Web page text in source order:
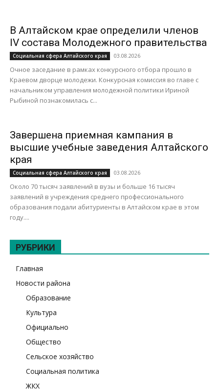
В Алтайском крае определили членов
IV состава Молодежного правительства
Социальная сфера Алтайского края 03.08.2026
Очное заседание в рамках конкурсного отбора прошло в
Краевом дворце молодежи. Конкурсная комиссия во главе с
начальником управления молодежной политики Ириной
Рыбиной познакомилась с...
Завершена приемная кампания в
высшие учебные заведения Алтайского
края
Социальная сфера Алтайского края 03.08.2026
Около 70 тысяч заявлений в вузы и больше 16 тысяч
заявлений в учреждения среднего профессионального
образования подали абитуриенты в Алтайском крае в этом
году....
РУБРИКИ
Главная
Новости района
Образование
Культура
Официально
Общество
Сельское хозяйство
Социальная политика
ЖКХ